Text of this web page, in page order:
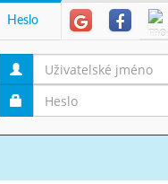
Heslo